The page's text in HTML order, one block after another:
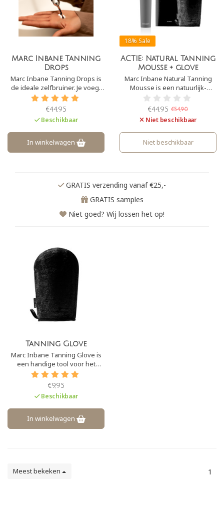
Marc Inbane Tanning
Drops
Marc Inbane Tanning Drops is
de ideale zelfbruiner. Je voegt
eenvoudig een aantal druppels
van Marc Inbane Tanning drops
door je dag of nachtcrème en
het geeft binnen een
handomdraai een prachtige
zomerse gloed!
€44,95
Beschikbaar
In winkelwagen
18% Sale
ACTIE: Natural Tanning
Mousse + glove
Marc Inbane Natural Tanning
Mousse is een natuurlijk-
ogende zelfbruiner. De mousse
smelt perfect samen met je
natuurlijke huidskleur. Door de
toevoeging van o.a.
hyaluronzuur geeft de mousse
naast een zomersekleur ook
een goede hydratatie.
€44,95 €54,90
Niet beschikbaar
Niet beschikbaar
GRATIS verzending vanaf €25,-
GRATIS samples
Niet goed? Wij lossen het op!
Tanning Glove
Marc Inbane Tanning Glove is
een handige tool voor het
streeploos en zonder vlekken
aanbrengen van een
zelfbruiner, zoals Natural
Tanning Mousse of Natural
Tanning Spray.
€9,95
Beschikbaar
In winkelwagen
Meest bekeken 1